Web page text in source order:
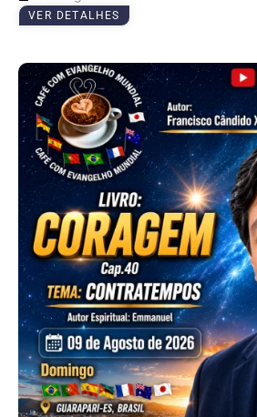
VER DETALHES